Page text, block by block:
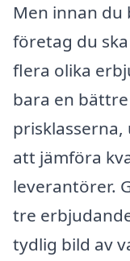
Men innan
företag du
flera olika
bara en
att jämföra
leverantörer.
tre
tydlig bild av